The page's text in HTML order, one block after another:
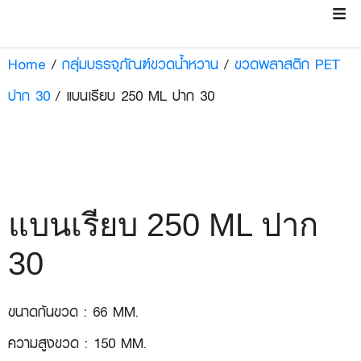
Home / กลุ่มบรรจุภัณฑ์ขวดน้ำหวาน/ ขวดพลาสติก PET
ปาก 30/ แบนเรียบ 250 ML ปาก 30
แบนเรียบ 250 ML ปาก
30
ขนาดก้นขวด : 66 MM.
ความสูงขวด : 150 MM.